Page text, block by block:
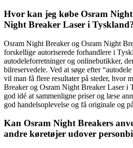
Hvor kan jeg købe Osram
Night Breaker Laser i
Osram Night Breaker og Osram Night
forskellige autoriserede forhandlere i
autodeleforretninger og onlinebutikker,
bilreservedele. Ved at søge efter
vil man få flere resultater på steder, hvor
Breaker og Osram Night Breaker Laser i
god idé at sammenligne priser og læse
god handelsoplevelse og få originale og
Kan Osram Night Breakers
andre køretøjer udover